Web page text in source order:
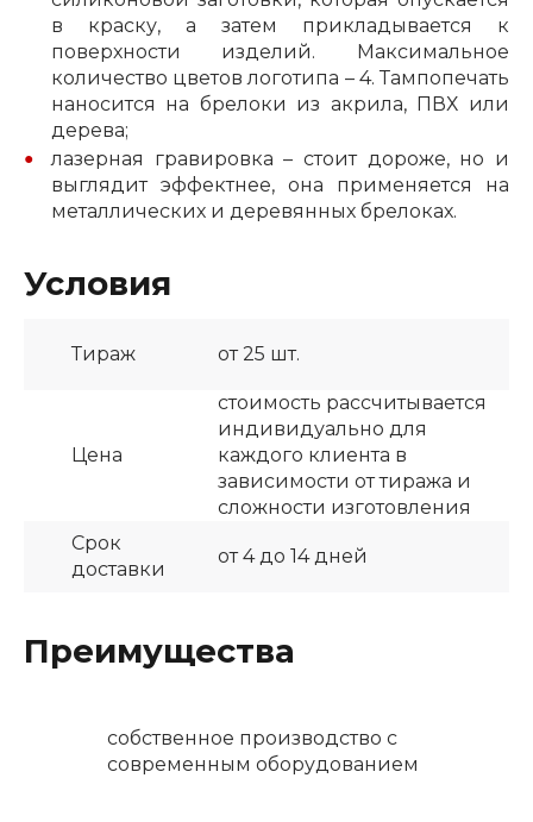
в краску, а затем прикладывается к
поверхности изделий. Максимальное
количество цветов логотипа – 4. Тампопечать
наносится на брелоки из акрила, ПВХ или
дерева;
лазерная гравировка – стоит дороже, но и
выглядит эффектнее, она применяется на
металлических и деревянных брелоках.
Условия
Тираж от 25 шт.
Цена
стоимость рассчитывается
индивидуально для
каждого клиента в
зависимости от тиража и
сложности изготовления
Срок
доставки
от 4 до 14 дней
Преимущества
собственное производство с
современным оборудованием